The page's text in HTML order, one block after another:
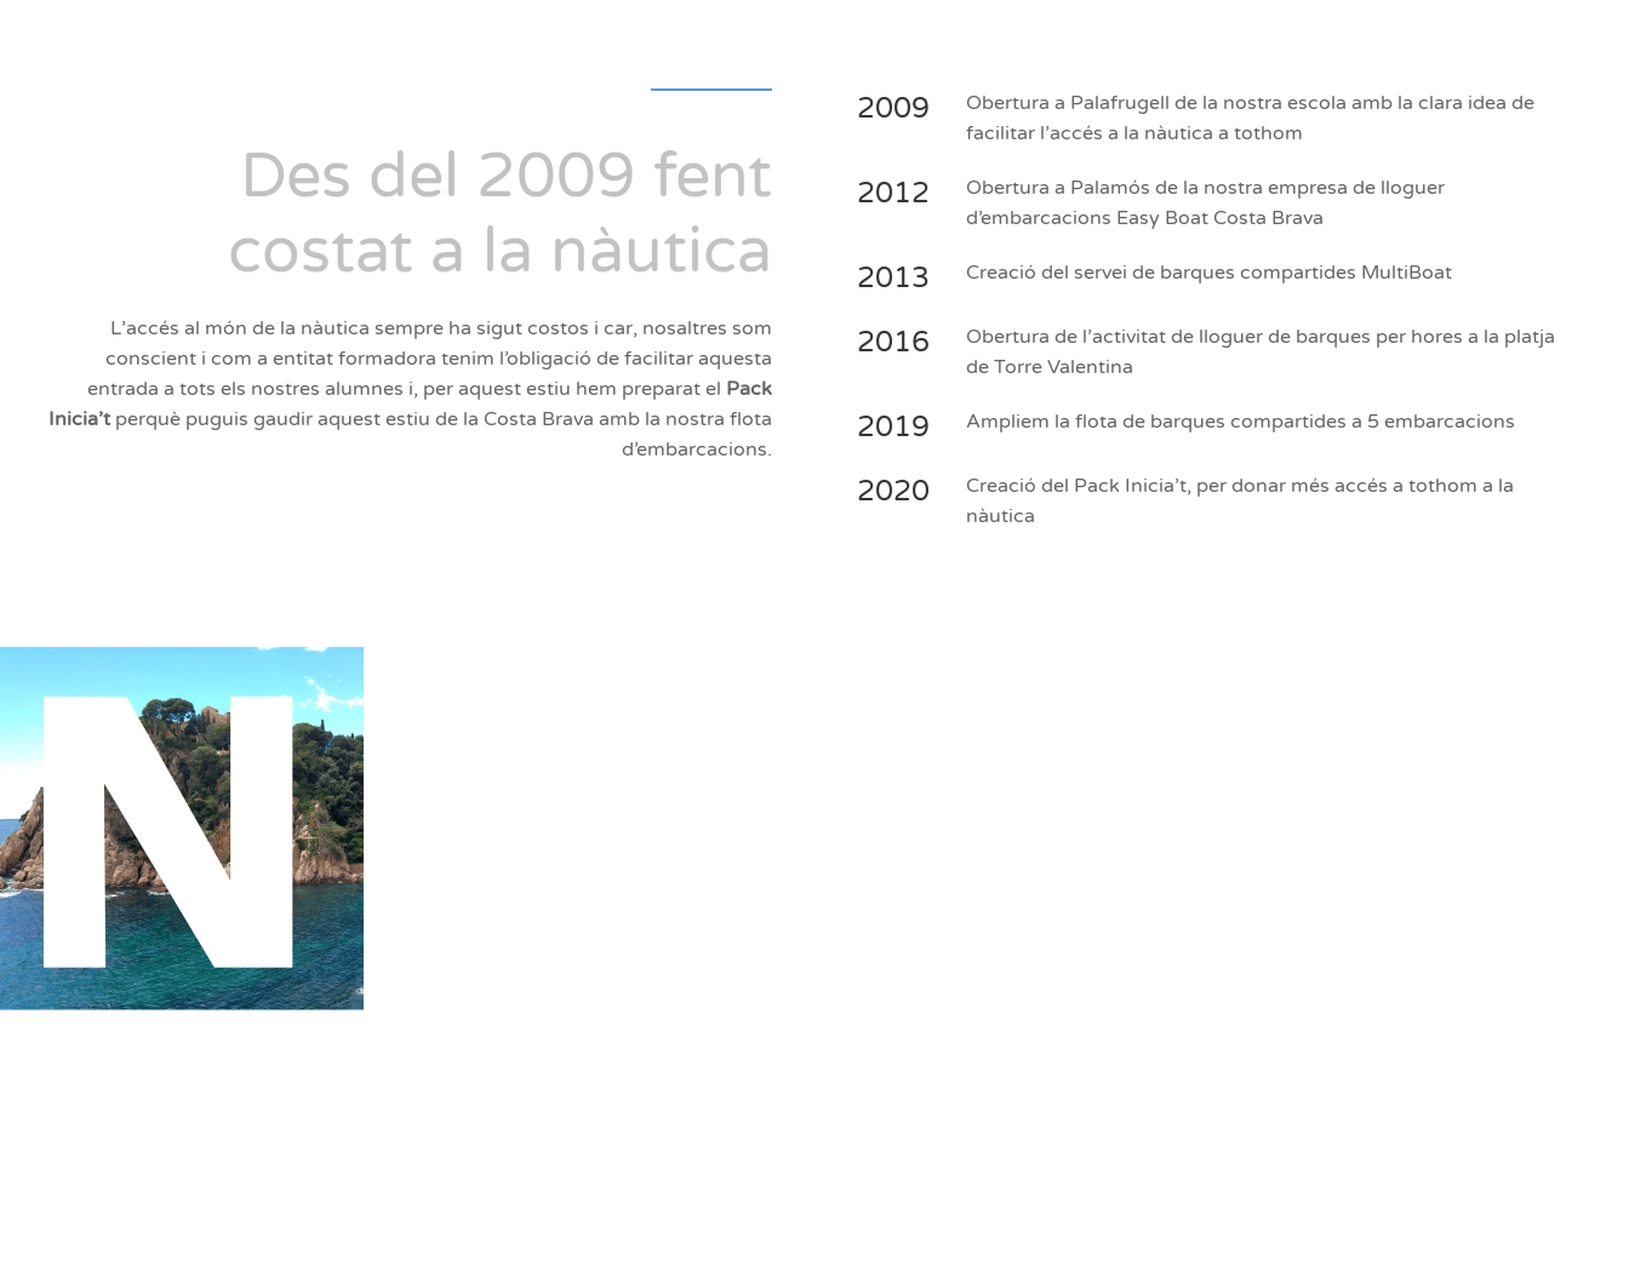
Des del 2009 fent
costat a la nàutica
L’accés al món de la nàutica sempre ha sigut costos i car, nosaltres som
conscient i com a entitat formadora tenim l’obligació de facilitar aquesta
entrada a tots els nostres alumnes i, per aquest estiu hem preparat el Pack
Inicia’tperquè puguis gaudir aquest estiu de la Costa Brava amb la nostra flota
d’embarcacions.
2009
Obertura a Palafrugell de la nostra escola amb la clara idea de
facilitar l’accés a la nàutica a tothom
2012
Obertura a Palamós de la nostra empresa de lloguer
d’embarcacions Easy Boat Costa Brava
2013 Creació del servei de barques compartides MultiBoat
2016
Obertura de l’activitat de lloguer de barques per hores a la platja
de Torre Valentina
2019 Ampliem la flota de barques compartides a 5 embarcacions
2020
Creació del Pack Inicia’t, per donar més accés a tothom a la
nàutica